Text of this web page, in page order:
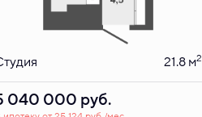
21.8 м2
040 000 руб.